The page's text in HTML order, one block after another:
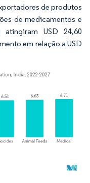
de produtos
de medicamentos e
USD 24,60
em relação a USD